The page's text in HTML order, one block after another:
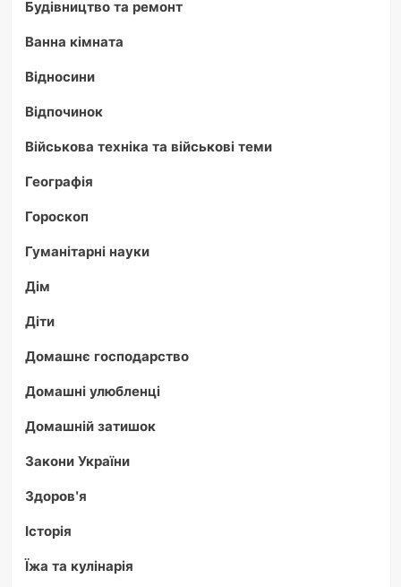
Будівництво та ремонт
Ванна кімната
Відносини
Відпочинок
Військова техніка та військові теми
Географія
Гороскоп
Гуманітарні науки
Дім
Діти
Домашнє господарство
Домашні улюбленці
Домашній затишок
Закони України
Здоров'я
Історія
Їжа та кулінарія